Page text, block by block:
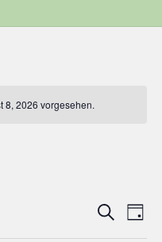
8, 2026 vorgesehen.
SUCHE
TAG